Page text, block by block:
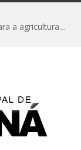
Câmara de Muaná aprova novas políticas para a agricultura e solicita reforma da Ponte do Reduto